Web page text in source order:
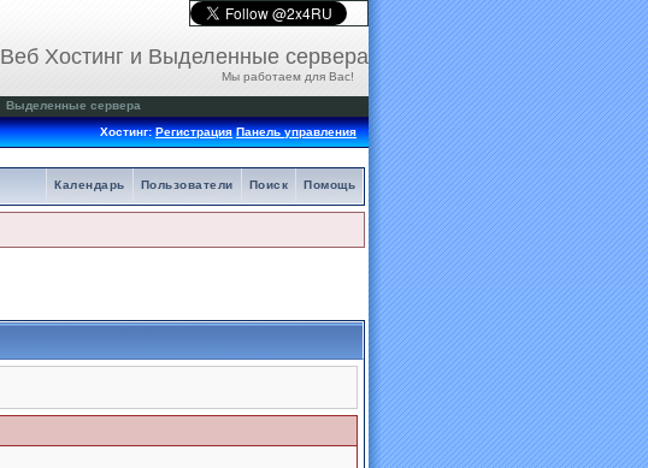
Веб Хостинг и Выделенные сервера
Мы работаем для Вас!
Выделенные сервера
Хостинг:Регистрация Панель управления
Помощь
Поиск
Пользователи
Календарь